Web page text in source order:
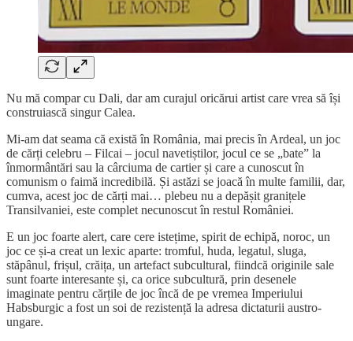
Nu mă compar cu Dali, dar am curajul oricărui artist care vrea să își
construiască singur Calea.
Mi-am dat seama că există în România, mai precis în Ardeal, un joc
de cărți celebru – Filcai – jocul navetiștilor, jocul ce se „bate” la
înmormântări sau la cârciuma de cartier și care a cunoscut în
comunism o faimă incredibilă. Și astăzi se joacă în multe familii, dar,
cumva, acest joc de cărți mai… plebeu nu a depășit granițele
Transilvaniei, este complet necunoscut în restul României.
E un joc foarte alert, care cere istețime, spirit de echipă, noroc, un
joc ce și-a creat un lexic aparte: tromful, huda, legatul, sluga,
stăpânul, frișul, crăița, un artefact subcultural, fiindcă originile sale
sunt foarte interesante și, ca orice subcultură, prin desenele
imaginate pentru cărțile de joc încă de pe vremea Imperiului
Habsburgic a fost un soi de rezistență la adresa dictaturii austro-
ungare.